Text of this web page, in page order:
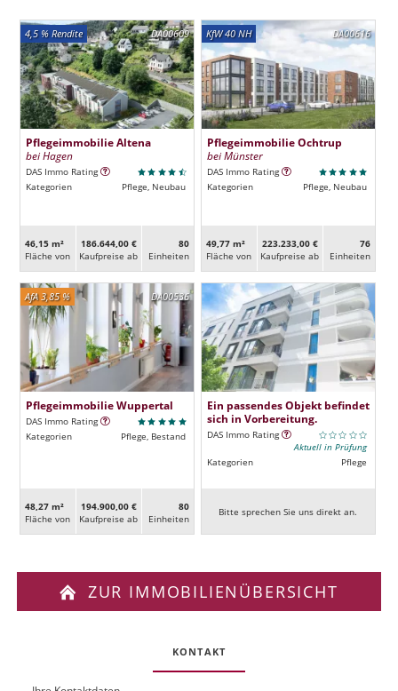
DA00609
4,5 % Rendite
Pflegeimmobilie Altena
bei Hagen
DAS Immo Rating
Kategorien
Pflege, Neubau
46,15 m²
Fläche von
186.644,00 €
Kaufpreise ab
80
Ein­heiten
DA00616
KfW 40 NH
Pflegeimmobilie Ochtrup
bei Münster
DAS Immo Rating
Kategorien
Pflege, Neubau
49,77 m²
Fläche von
223.233,00 €
Kaufpreise ab
76
Ein­heiten
DA00536
AfA 3,85 %
Pflegeimmobilie Wuppertal
DAS Immo Rating
Kategorien
Pflege, Bestand
48,27 m²
Fläche von
194.900,00 €
Kaufpreise ab
80
Ein­heiten
Ein passendes Objekt befindet
sich in Vorbereitung.
DAS Immo Rating
Aktuell in Prüfung
Kategorien
Pflege
Bitte sprechen Sie uns direkt an.
ZUR IMMOBILIENÜBERSICHT
KONTAKT